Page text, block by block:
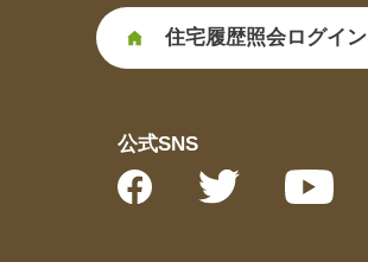
住宅履歴照会ログイン
公式SNS